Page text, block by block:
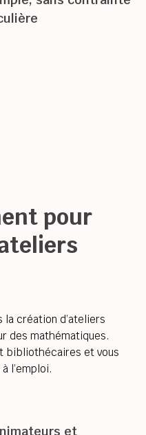
pour
la création d’ateliers
des mathématiques.
bibliothécaires et vous
l’emploi.
et